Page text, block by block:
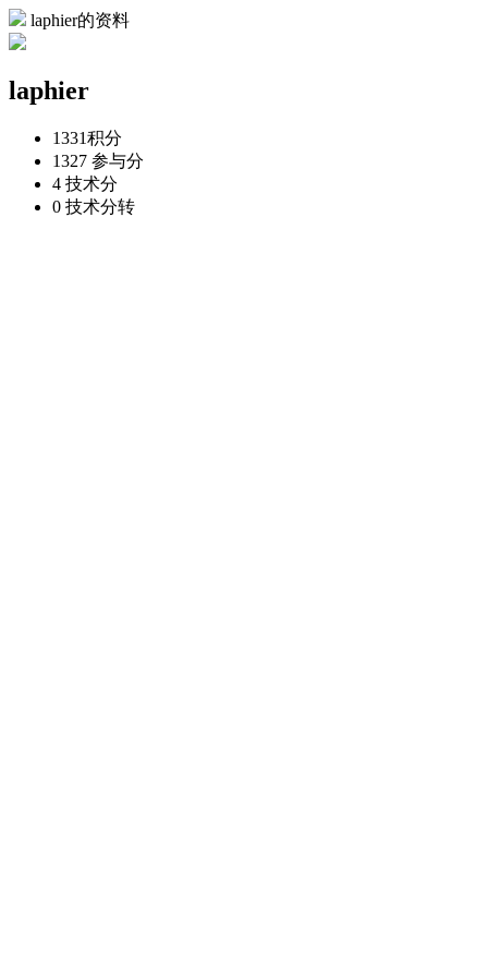
laphier的资料
laphier
1331积分
1327 参与分
4 技术分
0 技术分转